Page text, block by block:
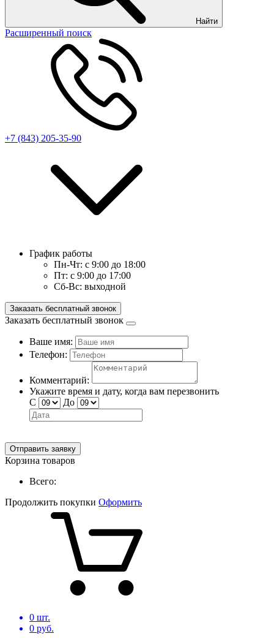
Найти
Расширенный поиск
+7 (843) 205-35-90
График работы
Пн-Чт: с 9:00 до 18:00
Пт: с 9:00 до 17:00
Сб-Вс: выходной
Заказать бесплатный звонок
Заказать бесплатный звонок
Ваше имя:
Телефон:
Комментарий:
Укажите время и дату, когда вам перезвонить
С
До
Отправить заявку
Корзина товаров
Всего:
Продолжить покупки Оформить
0 шт.
0 руб.